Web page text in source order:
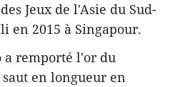
Jeux de l'Asie du Sud-
en 2015 à Singapour.
a remporté ​l'or du
en longueur ​en